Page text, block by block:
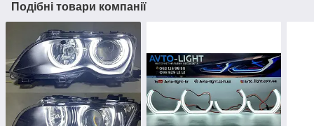
Подібні товари компанії